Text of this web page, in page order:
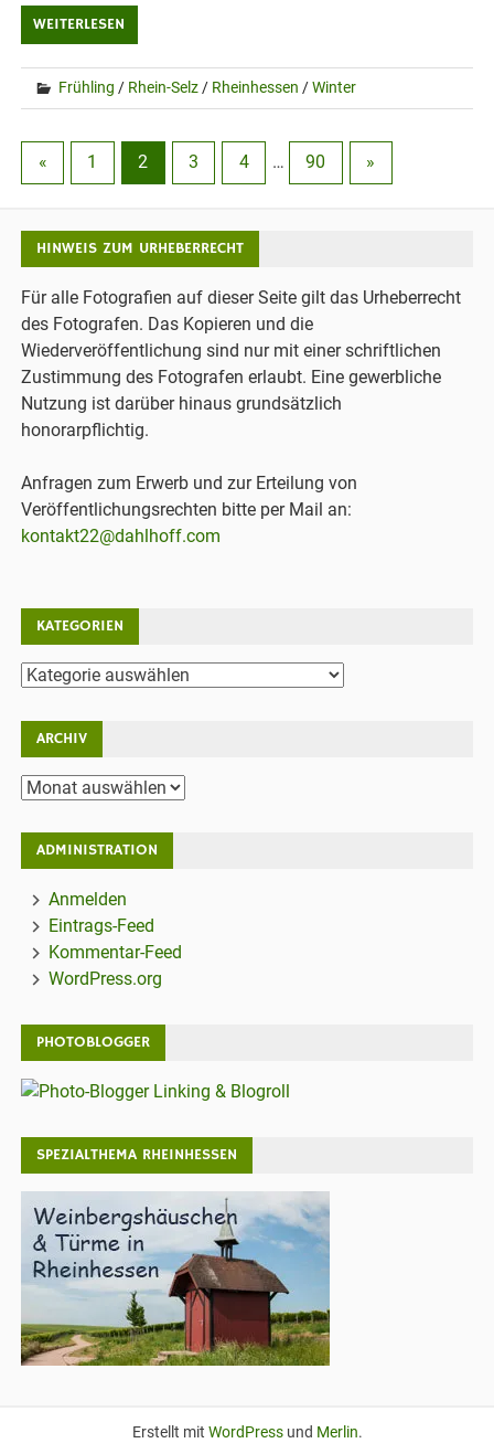
WEITERLESEN
Frühling / Rhein-Selz / Rheinhessen /Winter
« 1 2 3 4 … 90 »
HINWEIS ZUM URHEBERRECHT
Für alle Fotografien auf dieser Seite gilt das Urheberrecht
des Fotografen. Das Kopieren und die
Wiederveröffentlichung sind nur mit einer schriftlichen
Zustimmung des Fotografen erlaubt. Eine gewerbliche
Nutzung ist darüber hinaus grundsätzlich
honorarpflichtig.
Anfragen zum Erwerb und zur Erteilung von
Veröffentlichungsrechten bitte per Mail an:
kontakt22@dahlhoff.com
KATEGORIEN
Kategorien
ARCHIV
Archiv
ADMINISTRATION
Anmelden
Eintrags-Feed
Kommentar-Feed
WordPress.org
PHOTOBLOGGER
SPEZIALTHEMA RHEINHESSEN
Erstellt mit WordPressund Merlin.